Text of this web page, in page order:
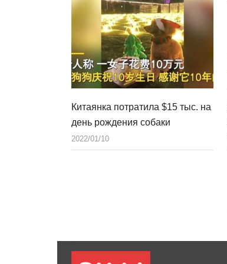
Китаянка потратила $15 тыс. на
день рождения собаки
2022/01/10